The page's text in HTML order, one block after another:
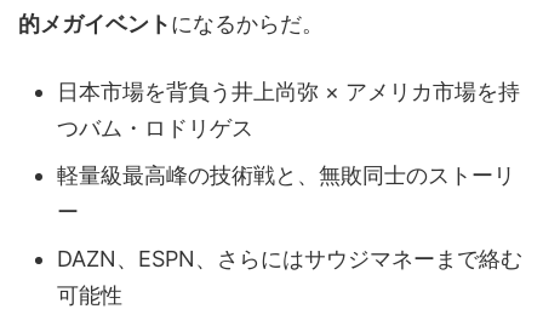
的メガイベントになるからだ。
日本市場を背負う井上尚弥 × アメリカ市場を持
つバム・ロドリゲス
軽量級最高峰の技術戦と、無敗同士のストーリ
ー
DAZN、ESPN、さらにはサウジマネーまで絡む
可能性